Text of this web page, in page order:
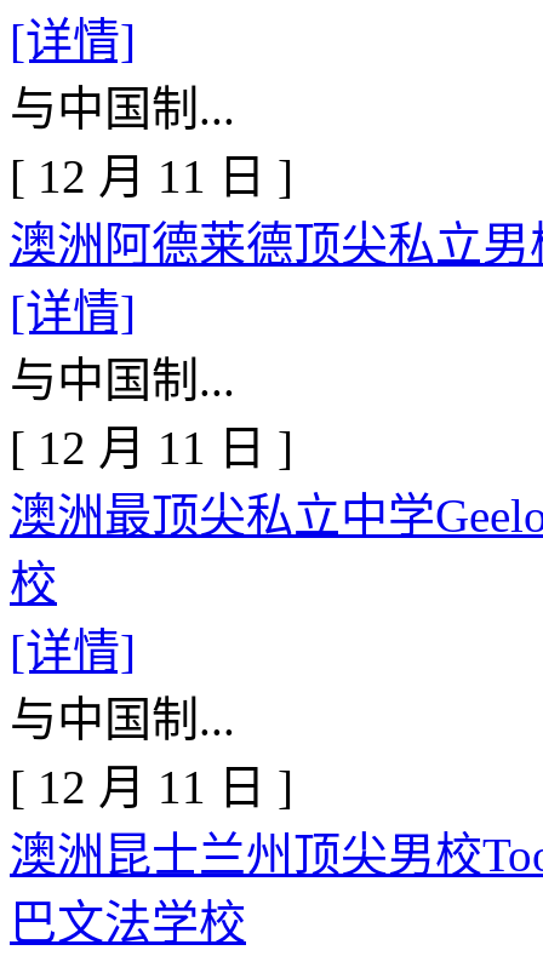
[详情]
与中国制...
[ 12 月 11 日 ]
澳洲阿德莱德顶尖私立男
[详情]
与中国制...
[ 12 月 11 日 ]
澳洲最顶尖私立中学
校
[详情]
与中国制...
[ 12 月 11 日 ]
澳洲昆士兰州顶尖男校
巴文法学校